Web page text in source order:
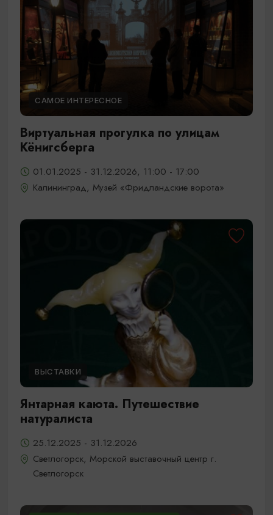
САМОЕ ИНТЕРЕСНОЕ
Виртуальная прогулка по улицам
Кёнигсберга
01.01.2025 - 31.12.2026, 11:00 - 17:00
Калининград, Музей «Фридландские ворота»
ВЫСТАВКИ
Янтарная каюта. Путешествие
натуралиста
25.12.2025 - 31.12.2026
Светлогорск, Морской выставочный центр г.
Светлогорск